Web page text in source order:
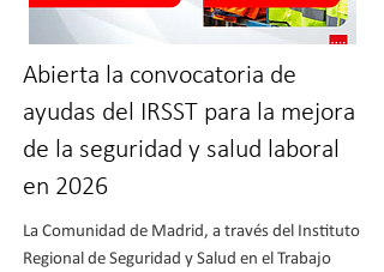
Abierta la convocatoria de
ayudas del IRSST para la mejora
de la seguridad y salud laboral
en 2026
La Comunidad de Madrid, a través del Instituto
Regional de Seguridad y Salud en el Trabajo